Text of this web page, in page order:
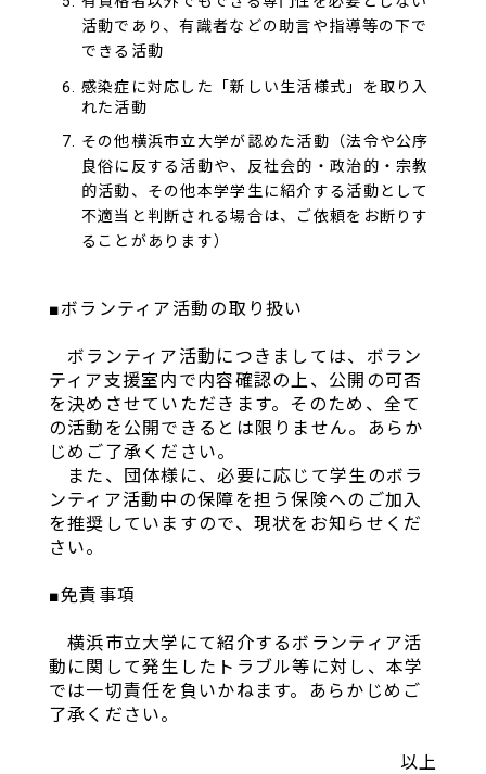
活動であり、有識者などの助言や指導等の下で
できる活動
感染症に対応した「新しい生活様式」を取り入
れた活動
その他横浜市立大学が認めた活動（法令や公序
良俗に反する活動や、反社会的・政治的・宗教
的活動、その他本学学生に紹介する活動として
不適当と判断される場合は、ご依頼をお断りす
ることがあります）
■ボランティア活動の取り扱い
ボランティア活動につきましては、ボラン
ティア支援室内で内容確認の上、公開の可否
を決めさせていただきます。そのため、全て
の活動を公開できるとは限りません。あらか
じめご了承ください。
また、団体様に、必要に応じて学生のボラ
ンティア活動中の保障を担う保険へのご加入
を推奨していますので、現状をお知らせくだ
さい。
■免責事項
横浜市立大学にて紹介するボランティア活
動に関して発生したトラブル等に対し、本学
では一切責任を負いかねます。あらかじめご
了承ください。
以上